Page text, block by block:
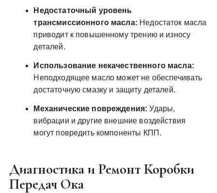
Недостаточный уровень
трансмиссионного масла: Недостаток масла
приводит к повышенному трению и износу
деталей.
Использование некачественного масла:
Неподходящее масло может не обеспечивать
достаточную смазку и защиту деталей.
Механические повреждения: Удары,
вибрации и другие внешние воздействия
могут повредить компоненты КПП.
Диагностика и Ремонт Коробки
Передач Ока